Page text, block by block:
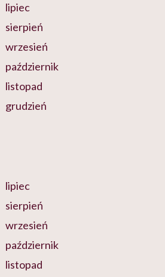
lipiec
sierpień
wrzesień
październik
listopad
grudzień
lipiec
sierpień
wrzesień
październik
listopad